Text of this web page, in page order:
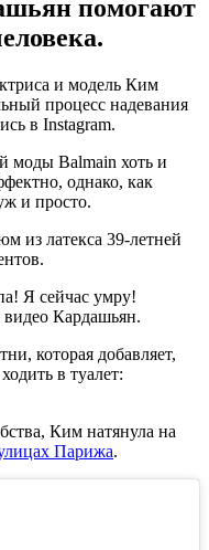
помогают
и модель Ким
процесс надевания
в Instagram.
моды Balmain хоть и
однако, как
и просто.
из латекса 39-летней
Я сейчас умру!
Кардашьян.
которая добавляет,
в туалет:
Ким натянула на
Парижа.